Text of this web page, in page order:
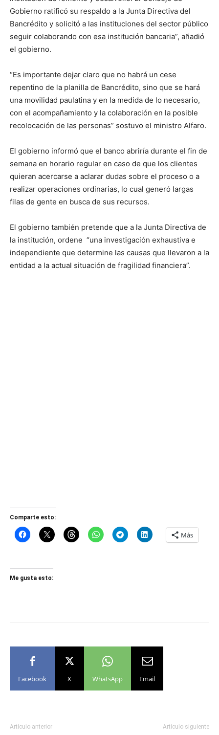
Gobierno ratificó su respaldo a la Junta Directiva del
Bancrédito y solicitó a las instituciones del sector público
seguir colaborando con esa institución bancaria”, añadió
el gobierno.
“Es importante dejar claro que no habrá un cese
repentino de la planilla de Bancrédito, sino que se hará
una movilidad paulatina y en la medida de lo necesario,
con el acompañamiento y la colaboración en la posible
recolocación de las personas” sostuvo el ministro Alfaro.
El gobierno informó que el banco abriría durante el fin de
semana en horario regular en caso de que los clientes
quieran acercarse a aclarar dudas sobre el proceso o a
realizar operaciones ordinarias, lo cual generó largas
filas de gente en busca de sus recursos.
El gobierno también pretende que a la Junta Directiva de
la institución, ordene “una investigación exhaustiva e
independiente que determine las causas que llevaron a la
entidad a la actual situación de fragilidad financiera”.
Comparte esto:
Más
Me gusta esto:
Facebook X WhatsApp Email
Artículo anterior Artículo siguiente